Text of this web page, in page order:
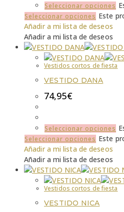
Seleccionar opciones
Seleccionar opciones Este
Añadir a mi lista de deseos
Añadir a mi lista de deseos
Vestidos cortos de fiesta
VESTIDO DANA
74,95€
Seleccionar opciones
Seleccionar opciones Este
Añadir a mi lista de deseos
Añadir a mi lista de deseos
Vestidos cortos de fiesta
VESTIDO NICA